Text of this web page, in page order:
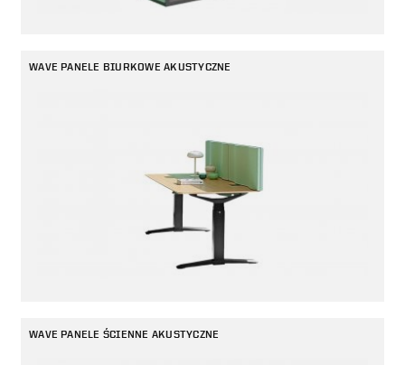
WAVE PANELE BIURKOWE AKUSTYCZNE
WAVE PANELE ŚCIENNE AKUSTYCZNE